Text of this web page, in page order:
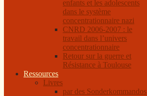
enfants et les adolescents
dans le système
concentrationnaire nazi
CNRD 2006-2007 : le
travail dans l’univers
concentrationnaire
Retour sur la guerre et
Résistance à Toulouse
Ressources
Livres
par des Sonderkommandos